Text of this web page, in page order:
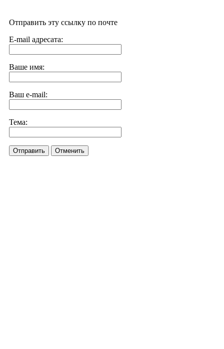
Отправить эту ссылку по почте
E-mail адресата:
Ваше имя:
Ваш e-mail:
Тема:
Отправить Отменить